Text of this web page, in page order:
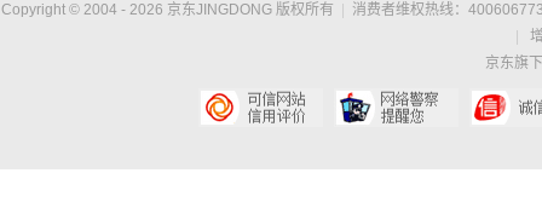
Copyright © 2004 - 2026 京东JINGDONG 版权所有
消费者维权热线：
京东旗